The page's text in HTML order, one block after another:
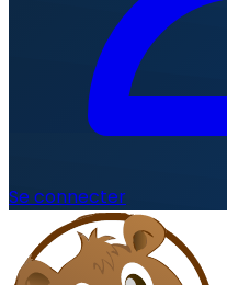
Se connecter